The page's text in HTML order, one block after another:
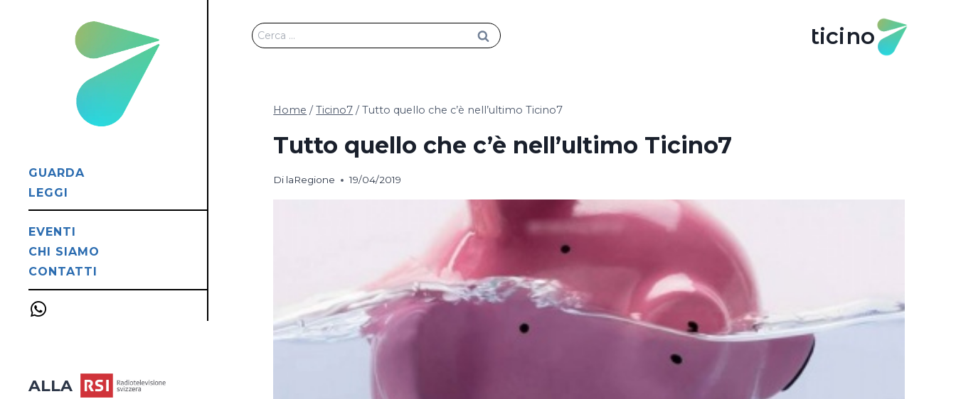
Ricerca
per:
ticino
Home / Ticino7 / Tutto quello che c’è nell’ultimo Ticino7
Tutto quello che c’è nell’ultimo Ticino7
Di laRegione 19/04/2019
GUARDA
LEGGI
EVENTI
CHI SIAMO
CONTATTI
ALLA